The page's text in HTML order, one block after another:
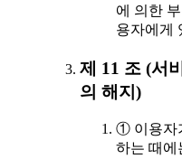
에 의한
용자에게
제 11 조 (서
의 해지)
① 이용자
하는 때에